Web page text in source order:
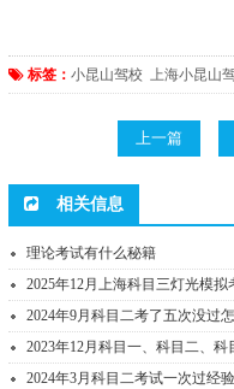
标签： 小昆山驾校 上海小昆山
上一篇
相关信息
理论考试有什么秘籍
2025年12月上海科目三灯光模拟
2024年9月科目二考了五次没过
2023年12月科目一、科目二、
2024年3月科目二考试一次过经